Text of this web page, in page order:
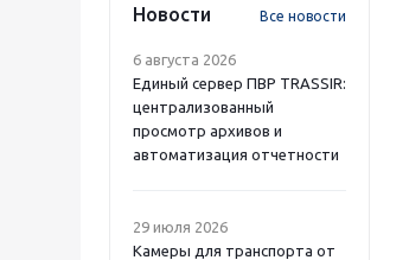
Новости Все новости
6 августа 2026
Единый сервер ПВР TRASSIR:
централизованный
просмотр архивов и
автоматизация отчетности
29 июля 2026
Камеры для транспорта от